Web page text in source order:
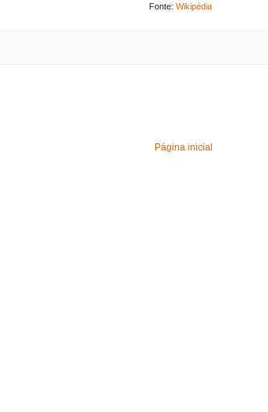
Fonte: Wikipédia
Página inicial